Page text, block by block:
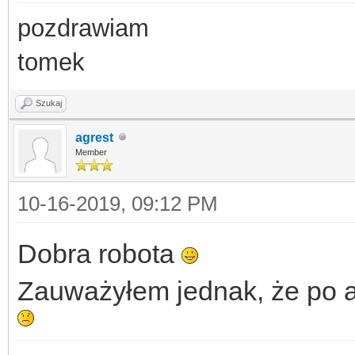
pozdrawiam
tomek
Szukaj
agrest
Member
10-16-2019, 09:12 PM
Dobra robota
Zauważyłem jednak, że